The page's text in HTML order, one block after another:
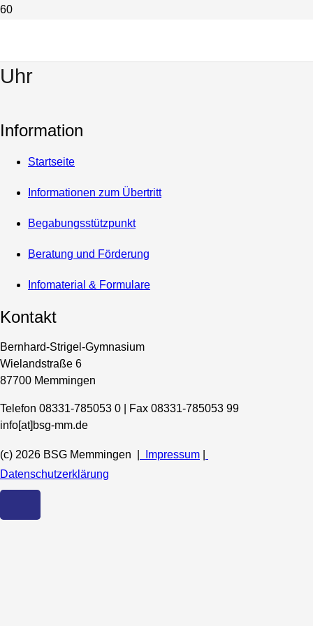
Uhr
Information
Startseite
Informationen zum Übertritt
Begabungsstützpunkt
Beratung und Förderung
Infomaterial & Formulare
Kontakt
Bernhard-Strigel-Gymnasium
Wielandstraße 6
87700 Memmingen
Telefon 08331-785053 0 | Fax 08331-785053 99
info[at]bsg-mm.de
(c) 2026 BSG Memmingen | Impressum
Datenschutzerklärung